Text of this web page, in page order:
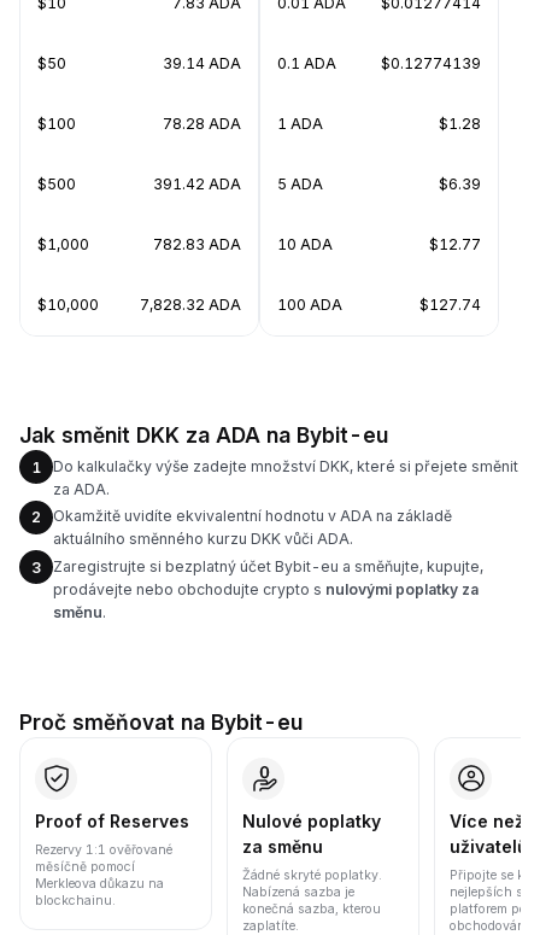
$50 39.14 ADA
$100 78.28 ADA
$500 391.42 ADA
$1,000 782.83 ADA
$10,000 7,828.32 ADA
0.1 ADA $0.12774139
1 ADA $1.28
5 ADA $6.39
10 ADA $12.77
100 ADA $127.74
Jak směnit DKK za ADA na Bybit-eu
1
Do kalkulačky výše zadejte množství DKK, které si přejete směnit
za ADA.
2
Okamžitě uvidíte ekvivalentní hodnotu v ADA na základě
aktuálního směnného kurzu DKK vůči ADA.
3
Zaregistrujte si bezplatný účet Bybit-eu a směňujte, kupujte,
prodávejte nebo obchodujte crypto s nulovými poplatky za
směnu.
Proč směňovat na Bybit-eu
Proof of Reserves
Rezervy 1:1 ověřované
měsíčně pomocí
Merkleova důkazu na
blockchainu.
Nulové poplatky
za směnu
Žádné skryté poplatky.
Nabízená sazba je
konečná sazba, kterou
zaplatíte.
Více než
uživatelů
Připojte se k
nejlepších
platforem
obchodování